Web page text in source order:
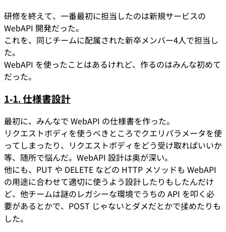
研修を終えて、一番最初に担当したのは新規サービスの
WebAPI 開発だった。
これを、同じチームに配属された新卒メンバー4人で担当し
た。
WebAPI を使ったことはあるけれど、作るのはみんな初めて
だった。
1-1. 仕様書設計
最初に、みんなで WebAPI の仕様書を作った。
リクエストボディを使うべきところでクエリパラメータを使
ってしまったり、リクエストボディをどう受け取ればいいか
等、随所で悩んだ。WebAPI 設計は奥が深い。
他にも、PUT や DELETE などの HTTP メソッドも WebAPI
の用途に合わせて適切に使うよう設計したりもしたんだけ
ど、他チームは謎のレガシーな環境でうちの API を叩く必
要があるとかで、POST じゃないとダメだとかで揉めたりも
した。